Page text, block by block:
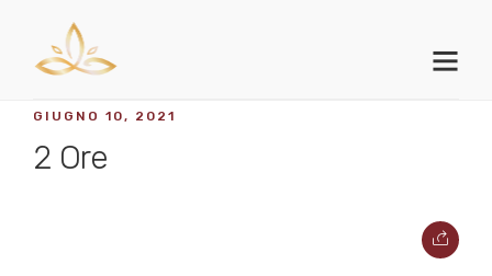
GIUGNO 10, 2021
2 Ore